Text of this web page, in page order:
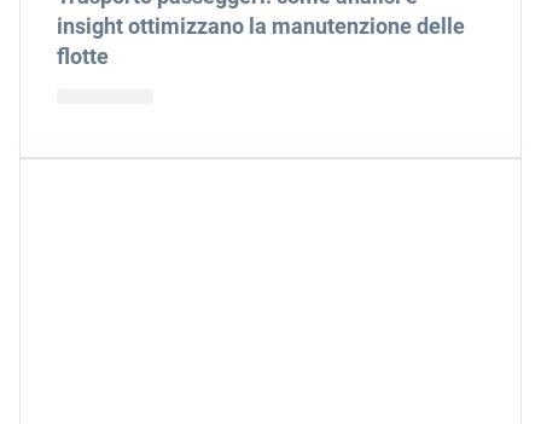
insight ottimizzano la manutenzione delle
flotte